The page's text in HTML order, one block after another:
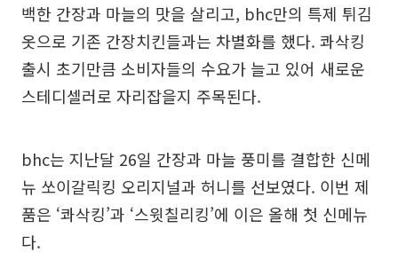
백한 간장과 마늘의 맛을 살리고, bhc만의 특제 튀김
옷으로 기존 간장치킨들과는 차별화를 했다. 콰삭킹
출시 초기만큼 소비자들의 수요가 늘고 있어 새로운
스테디셀러로 자리잡을지 주목된다.
bhc는 지난달 26일 간장과 마늘 풍미를 결합한 신메
뉴 쏘이갈릭킹 오리지널과 허니를 선보였다. 이번 제
품은 ‘콰삭킹’과 ‘스윗칠리킹’에 이은 올해 첫 신메뉴
다.